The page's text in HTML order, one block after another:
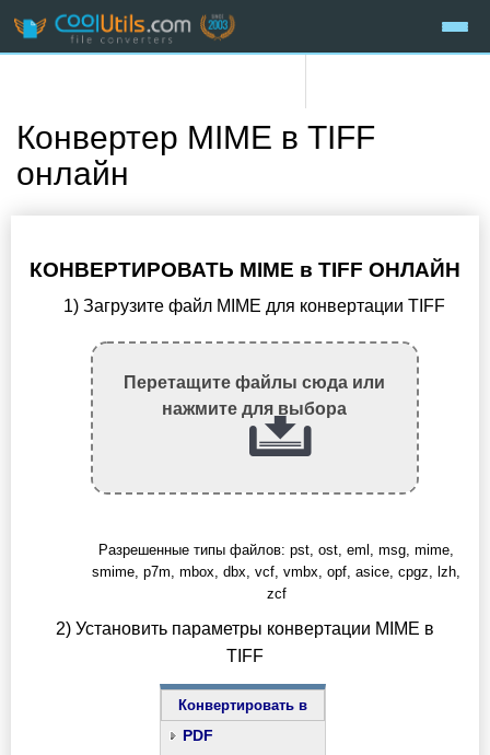
Конвертер MIME в TIFF
онлайн
КОНВЕРТИРОВАТЬ MIME в TIFF ОНЛАЙН
1) Загрузите файл MIME для конвертации TIFF
Перетащите файлы сюда или
нажмите для выбора
Разрешенные типы файлов: pst, ost, eml, msg, mime,
smime, p7m, mbox, dbx, vcf, vmbx, opf, asice, cpgz, lzh,
zcf
2) Установить параметры конвертации MIME в
TIFF
Конвертировать в
PDF